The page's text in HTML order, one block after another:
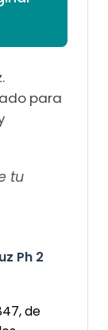
para
tu
Ph 2
de